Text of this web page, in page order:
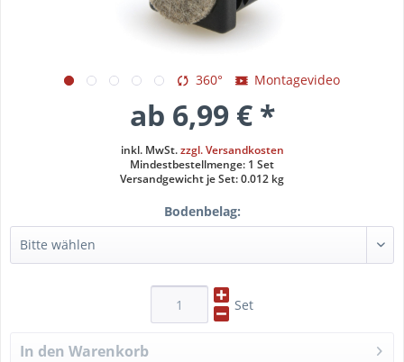
360° Montagevideo
ab 6,99 € *
inkl. MwSt.zzgl. Versandkosten
Mindestbestellmenge: 1 Set
Versandgewicht je Set: 0.012 kg
Bodenbelag:
Set
In den Warenkorb